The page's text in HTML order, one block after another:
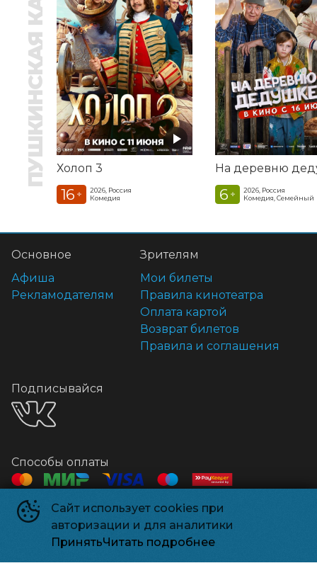
ПУШКИНСКАЯ КАРТА Холоп 3
16 +
2026, Россия
Комедия
6 +
2026, Россия
Комедия, Семейный
Сайт использует cookies при
авторизации и для аналитики
ПринятьЧитать подробнее
Основное
Афиша
Рекламодателям
Зрителям
Мои билеты
Правила кинотеатра
Оплата картой
Возврат билетов
Правила и соглашения
Подписывайся
Способы оплаты
Контакты
+7 918 541-18-18